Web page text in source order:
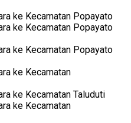
ke Kecamatan Popayato
ke Kecamatan Popayato
ke Kecamatan Popayato
ke Kecamatan
ke Kecamatan Taluduti
ke Kecamatan